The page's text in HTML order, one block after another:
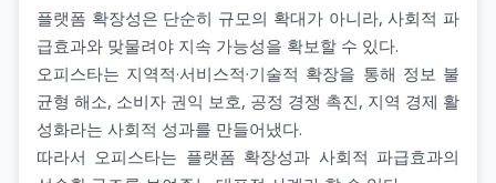
플랫폼 확장성은 단순히 규모의 확대가 아니라, 사회적 파
급효과와 맞물려야 지속 가능성을 확보할 수 있다.
오피스타는 지역적·서비스적·기술적 확장을 통해 정보 불
균형 해소, 소비자 권익 보호, 공정 경쟁 촉진, 지역 경제 활
성화라는 사회적 성과를 만들어냈다.
따라서 오피스타는 플랫폼 확장성과 사회적 파급효과의